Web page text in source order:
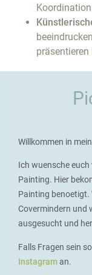
präsentieren
Willkommen in
Ich wuensche
Painting. Hier
Painting benoetigt.
Covermindern und
ausgesucht und
Falls Fragen sein
Instagraman.